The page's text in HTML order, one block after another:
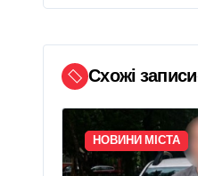
ц
і
я
з
а
Схожі записи
НОВИНИ МІСТА